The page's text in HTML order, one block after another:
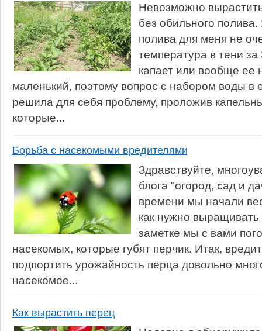
Невозможно
без обильного
полива для меня не
температура в тени
капает или вообще ее
маленький, поэтому вопрос с набором воды в
решила для себя проблему, проложив
которые...
Борьба с насекомыми вредителями
Здравствуйте,
блога "огород, сад и
времени мы начали
как нужно
заметке мы с вами
насекомых, которые губят перчик. Итак,
подпортить урожайность перца довольно
насекомое...
Как вырастить перец